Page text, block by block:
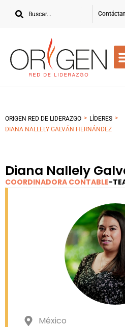
ORIGEN RED DE LIDERAZGO > LÍDERES >
DIANA NALLELY GALVÁN HERNÁNDEZ
Diana Nallely
COORDINADORA CONTABLE-
México